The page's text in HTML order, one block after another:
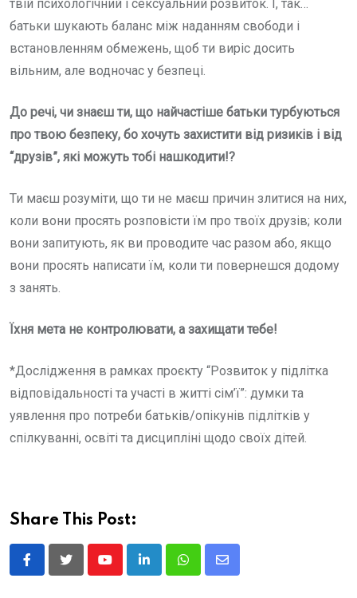
твій психологічний і сексуальний розвиток. І, так…
батьки шукають баланс між наданням свободи і
встановленням обмежень, щоб ти виріс досить
вільним, але водночас у безпеці.
До речі, чи знаєш ти, що найчастіше батьки турбуються
про твою безпеку, бо хочуть захистити від ризиків і від
“друзів”, які можуть тобі нашкодити!?
Ти маєш розуміти, що ти не маєш причин злитися на них,
коли вони просять розповісти їм про твоїх друзів; коли
вони запитують, як ви проводите час разом або, якщо
вони просять написати їм, коли ти повернешся додому
з занять.
Їхня мета не контролювати, а захищати тебе!
*Дослідження в рамках проєкту “Розвиток у підлітка
відповідальності та участі в житті сім’ї”: думки та
уявлення про потреби батьків/опікунів підлітків у
спілкуванні, освіті та дисципліні щодо своїх дітей.
Share This Post:
YoutubeLinkedInWhatsappShare